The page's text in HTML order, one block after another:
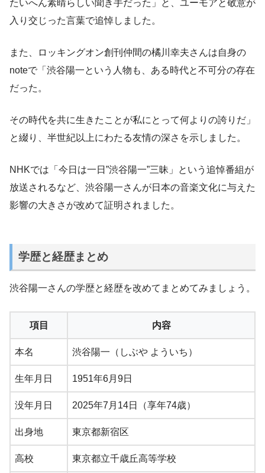
たいへん素晴らしい聞き手だった」と、ユーモアと敬意が
入り交じった言葉で追悼しました。
また、ロッキングオン創刊仲間の橘川幸夫さんは自身の
noteで「渋谷陽一という人物も、ある時代と不可分の存在
だった。
その時代を共に生きたことが私にとって何よりの誇りだ」
と綴り、半世紀以上にわたる友情の深さを示しました。
NHKでは「今日は一日”渋谷陽一”三昧」という追悼番組が
放送されるなど、渋谷陽一さんが日本の音楽文化に与えた
影響の大きさが改めて証明されました。
学歴と経歴まとめ
渋谷陽一さんの学歴と経歴を改めてまとめてみましょう。
項目 内容
本名 渋谷陽一（しぶや よういち）
生年月日 1951年6月9日
没年月日 2025年7月14日（享年74歳）
出身地 東京都新宿区
高校 東京都立千歳丘高等学校